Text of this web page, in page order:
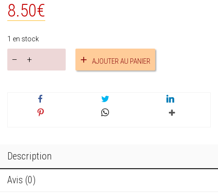
8.50€
1 en stock
Bracelet
AJOUTER AU PANIER
Description
Avis (0)